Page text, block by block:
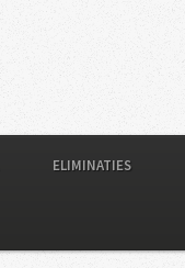
ELIMINATIES